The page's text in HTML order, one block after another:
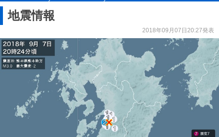
地震情報
2018年09月07日20:27発表